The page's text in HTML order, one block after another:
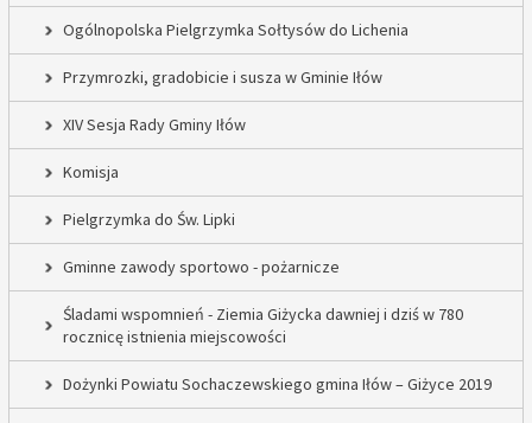
Ogólnopolska Pielgrzymka Sołtysów do Lichenia
Przymrozki, gradobicie i susza w Gminie Iłów
XIV Sesja Rady Gminy Iłów
Komisja
Pielgrzymka do Św. Lipki
Gminne zawody sportowo - pożarnicze
Śladami wspomnień - Ziemia Giżycka dawniej i dziś w 780
rocznicę istnienia miejscowości
Dożynki Powiatu Sochaczewskiego gmina Iłów – Giżyce 2019